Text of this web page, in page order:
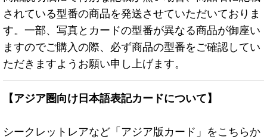
されている型番の商品を発送させていただいておりま
す。一部、写真とカードの型番が異なる商品が御座い
ますのでご購入の際、必ず商品の型番をご確認してい
ただきますようお願い申し上げます。
【アジア圏向け日本語表記カードについて】
シークレットレアなど「アジア版カード」をこちらか